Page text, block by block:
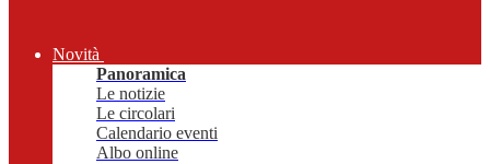
Novità
Panoramica
Le notizie
Le circolari
Calendario eventi
Albo online